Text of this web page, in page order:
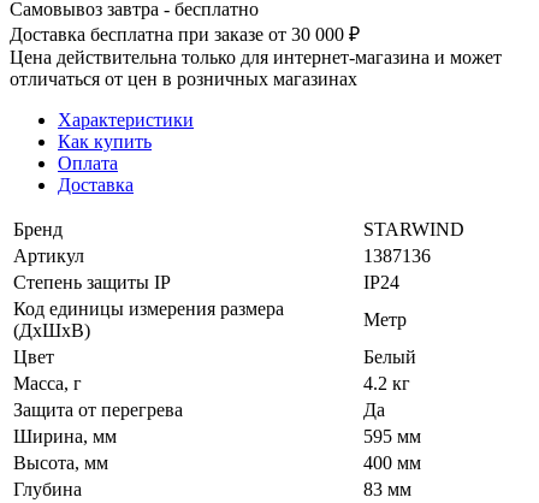
Самовывоз завтра - бесплатно
Доставка бесплатна при заказе от 30 000 ₽
Цена действительна только для интернет-магазина и может
отличаться от цен в розничных магазинах
Характеристики
Как купить
Оплата
Доставка
Бренд
STARWIND
Артикул
1387136
Степень защиты IP
IP24
Код единицы измерения размера
(ДхШхВ)
Метр
Цвет
Белый
Масса, г
4.2 кг
Защита от перегрева
Да
Ширина, мм
595 мм
Высота, мм
400 мм
Глубина
83 мм